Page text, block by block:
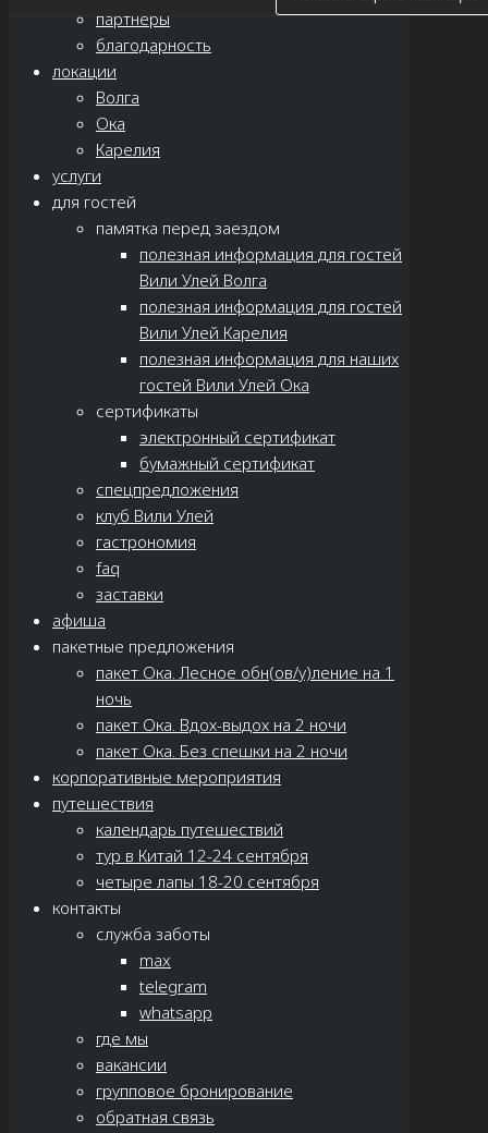
партнёры
благодарность
локации
Волга
Ока
Карелия
услуги
для гостей
памятка перед заездом
полезная информация для гостей
Вили Улей Волга
полезная информация для гостей
Вили Улей Карелия
полезная информация для наших
гостей Вили Улей Ока
сертификаты
электронный сертификат
бумажный сертификат
спецпредложения
клуб Вили Улей
гастрономия
faq
заставки
афиша
пакетные предложения
пакет Ока. Лесное обн(ов/у)ление на 1
ночь
пакет Ока. Вдох-выдох на 2 ночи
пакет Ока. Без спешки на 2 ночи
корпоративные мероприятия
путешествия
календарь путешествий
тур в Китай 12-24 сентября
четыре лапы 18-20 сентября
контакты
служба заботы
max
telegram
whatsapp
где мы
вакансии
групповое бронирование
обратная связь